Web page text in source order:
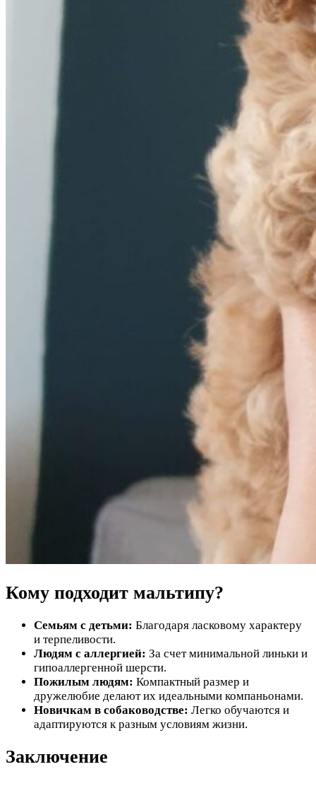
Кому подходит мальтипу?
Семьям с детьми: Благодаря ласковому характеру
и терпеливости.
Людям с аллергией: За счет минимальной линьки и
гипоаллергенной шерсти.
Пожилым людям: Компактный размер и
дружелюбие делают их идеальными компаньонами.
Новичкам в собаководстве: Легко обучаются и
адаптируются к разным условиям жизни.
Заключение